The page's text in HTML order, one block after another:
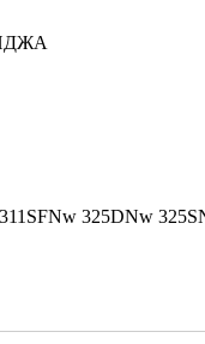
325DNw